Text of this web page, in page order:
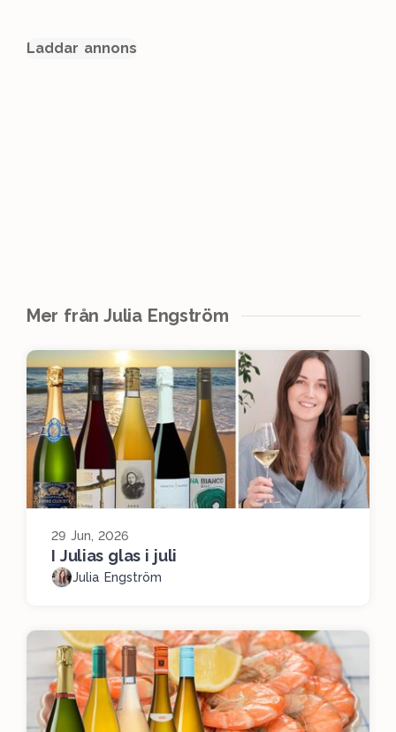
Laddar annons
Mer från Julia Engström
29 Jun, 2026
I Julias glas i juli
Julia Engström